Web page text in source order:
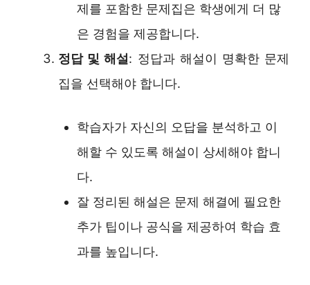
제를 포함한 문제집은 학생에게 더 많
은 경험을 제공합니다.
정답 및 해설: 정답과 해설이 명확한 문제
집을 선택해야 합니다.
학습자가 자신의 오답을 분석하고 이
해할 수 있도록 해설이 상세해야 합니
다.
잘 정리된 해설은 문제 해결에 필요한
추가 팁이나 공식을 제공하여 학습 효
과를 높입니다.